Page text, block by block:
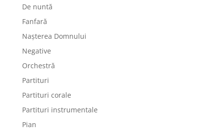
De nuntă
Fanfară
Nașterea Domnului
Negative
Orchestră
Partituri
Partituri corale
Partituri instrumentale
Pian